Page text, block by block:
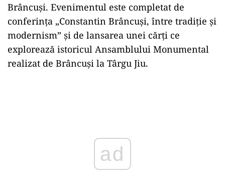
Brâncuși. Evenimentul este completat de
conferința „Constantin Brâncuși, între tradiție și
modernism” și de lansarea unei cărți ce
explorează istoricul Ansamblului Monumental
realizat de Brâncuși la Târgu Jiu.